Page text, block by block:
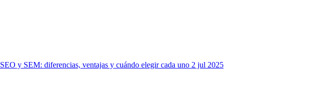
SEO y SEM: diferencias, ventajas y cuándo elegir cada uno 2 jul 2025